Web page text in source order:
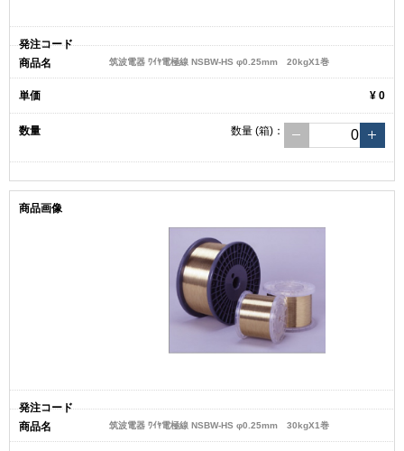
筑波電器 ﾜｲﾔ電極線 NSBW-HS φ0.25mm 20kgX1巻
¥ 0
数量 (箱) ：
筑波電器 ﾜｲﾔ電極線 NSBW-HS φ0.25mm 30kgX1巻